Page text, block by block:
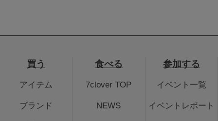
買う
アイテム
ブランド
食べる
7clover TOP
NEWS
参加する
イベント一覧
イベントレポート